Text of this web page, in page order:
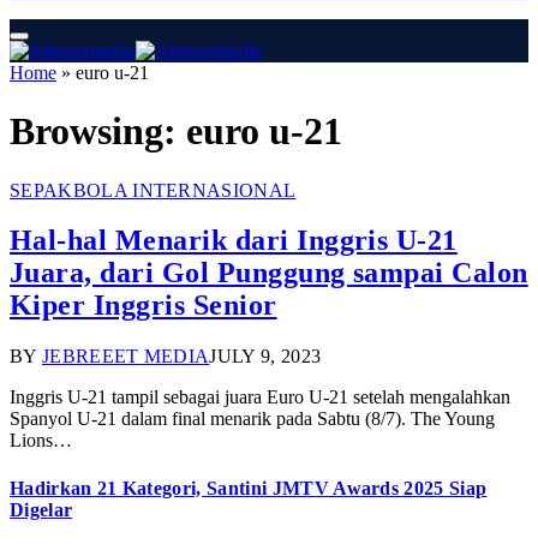
Home » euro u-21
Browsing: euro u-21
SEPAKBOLA INTERNASIONAL
Hal-hal Menarik dari Inggris U-21
Juara, dari Gol Punggung sampai Calon
Kiper Inggris Senior
BY JEBREEET MEDIAJULY 9, 2023
Inggris U-21 tampil sebagai juara Euro U-21 setelah mengalahkan
Spanyol U-21 dalam final menarik pada Sabtu (8/7). The Young
Lions…
Hadirkan 21 Kategori, Santini JMTV Awards 2025 Siap
Digelar